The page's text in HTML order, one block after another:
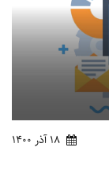
18 آذر 1400